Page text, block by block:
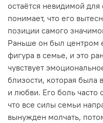
остаётся невидимой
понимает, что его
позиции самого
Раньше он был центром
фигура в семье, и это
чувствует
близости, которая была
и любви. Его боль часто
что все силы семьи
вынужден молчать,